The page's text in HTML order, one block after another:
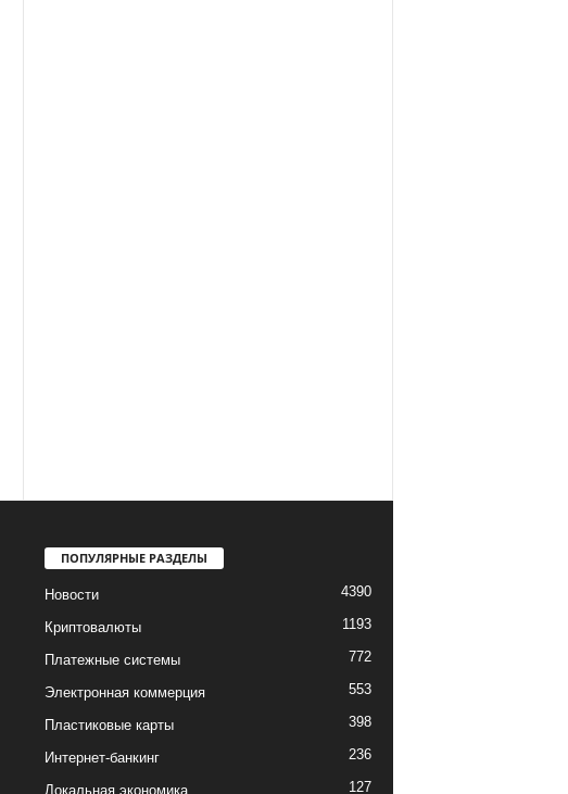
ПОПУЛЯРНЫЕ РАЗДЕЛЫ
Новости 4390
Криптовалюты 1193
Платежные системы 772
Электронная коммерция 553
Пластиковые карты 398
Интернет-банкинг 236
Локальная экономика 127